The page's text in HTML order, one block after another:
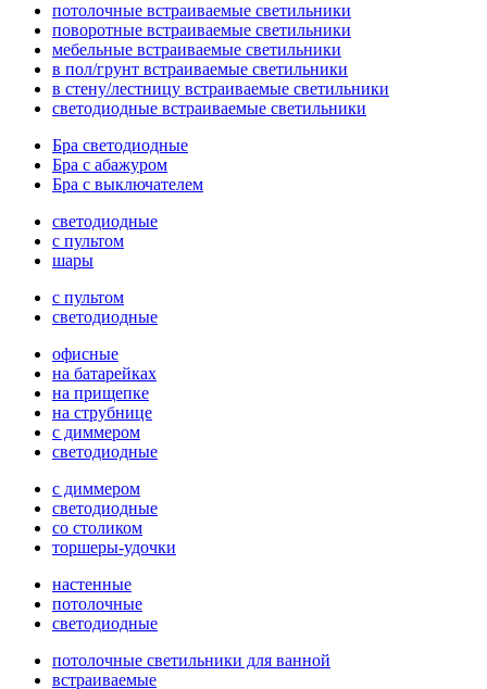
потолочные встраиваемые светильники
поворотные встраиваемые светильники
мебельные встраиваемые светильники
в пол/грунт встраиваемые светильники
в стену/лестницу встраиваемые светильники
светодиодные встраиваемые светильники
Бра светодиодные
Бра с абажуром
Бра с выключателем
светодиодные
с пультом
шары
с пультом
светодиодные
офисные
на батарейках
на прищепке
на струбнице
с диммером
светодиодные
с диммером
светодиодные
со столиком
торшеры-удочки
настенные
потолочные
светодиодные
потолочные светильники для ванной
встраиваемые